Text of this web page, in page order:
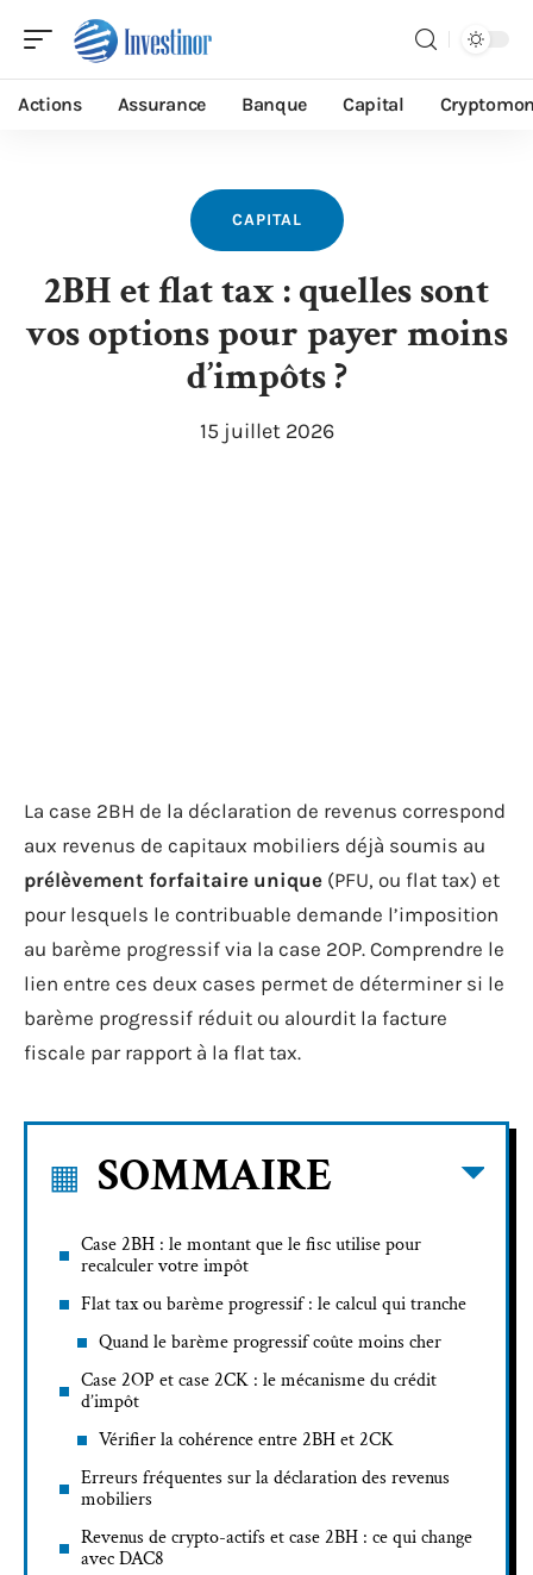
Actions Assurance Banque Capital
CAPITAL
2BH et flat tax : quelles sont
vos options pour payer moins
d’impôts ?
15 juillet 2026
La case 2BH de la déclaration de revenus correspond
aux revenus de capitaux mobiliers déjà soumis au
prélèvement forfaitaire unique (PFU, ou flat tax) et
pour lesquels le contribuable demande l’imposition
au barème progressif via la case 2OP. Comprendre le
lien entre ces deux cases permet de déterminer si le
barème progressif réduit ou alourdit la facture
fiscale par rapport à la flat tax.
SOMMAIRE
Case 2BH : le montant que le fisc utilise pour
recalculer votre impôt
Flat tax ou barème progressif : le calcul qui tranche
Quand le barème progressif coûte moins cher
Case 2OP et case 2CK : le mécanisme du crédit
d’impôt
Vérifier la cohérence entre 2BH et 2CK
Erreurs fréquentes sur la déclaration des revenus
mobiliers
Revenus de crypto-actifs et case 2BH : ce qui change
avec DAC8